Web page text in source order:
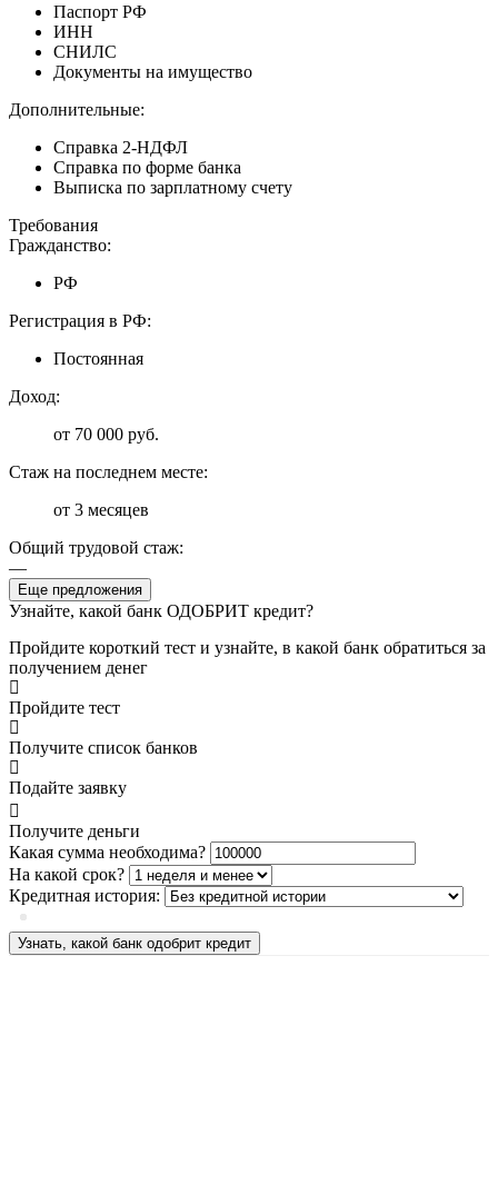
Паспорт РФ
ИНН
СНИЛС
Документы на имущество
Дополнительные:
Справка 2-НДФЛ
Справка по форме банка
Выписка по зарплатному счету
Требования
Гражданство:
РФ
Регистрация в РФ:
Постоянная
Доход:
от 70 000 руб.
Стаж на последнем месте:
от 3 месяцев
Общий трудовой стаж:
—
Еще предложения
Узнайте, какой банк ОДОБРИТ кредит?
Пройдите короткий тест и узнайте, в какой банк обратиться за
получением денег
Пройдите тест
Получите список банков
Подайте заявку
Получите деньги
Какая сумма необходима?
На какой срок?
Кредитная история:
Узнать, какой банк одобрит кредит